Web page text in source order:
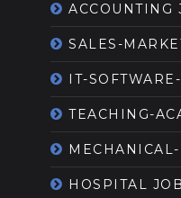
ACCOUNTING
SALES-
IT-
TEACHING-
HOSPITAL